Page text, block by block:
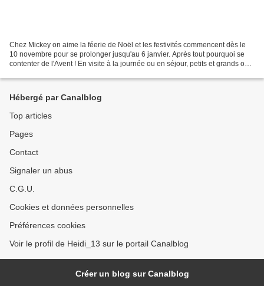
Chez Mickey on aime la féerie de Noël et les festivités commencent dès le
10 novembre pour se prolonger jusqu'au 6 janvier. Après tout pourquoi se
contenter de l'Avent ! En visite à la journée ou en séjour, petits et grands ont
Hébergé par Canalblog
Top articles
Pages
Contact
Signaler un abus
C.G.U.
Cookies et données personnelles
Préférences cookies
Voir le profil de Heidi_13 sur le portail Canalblog
Créer un blog sur Canalblog